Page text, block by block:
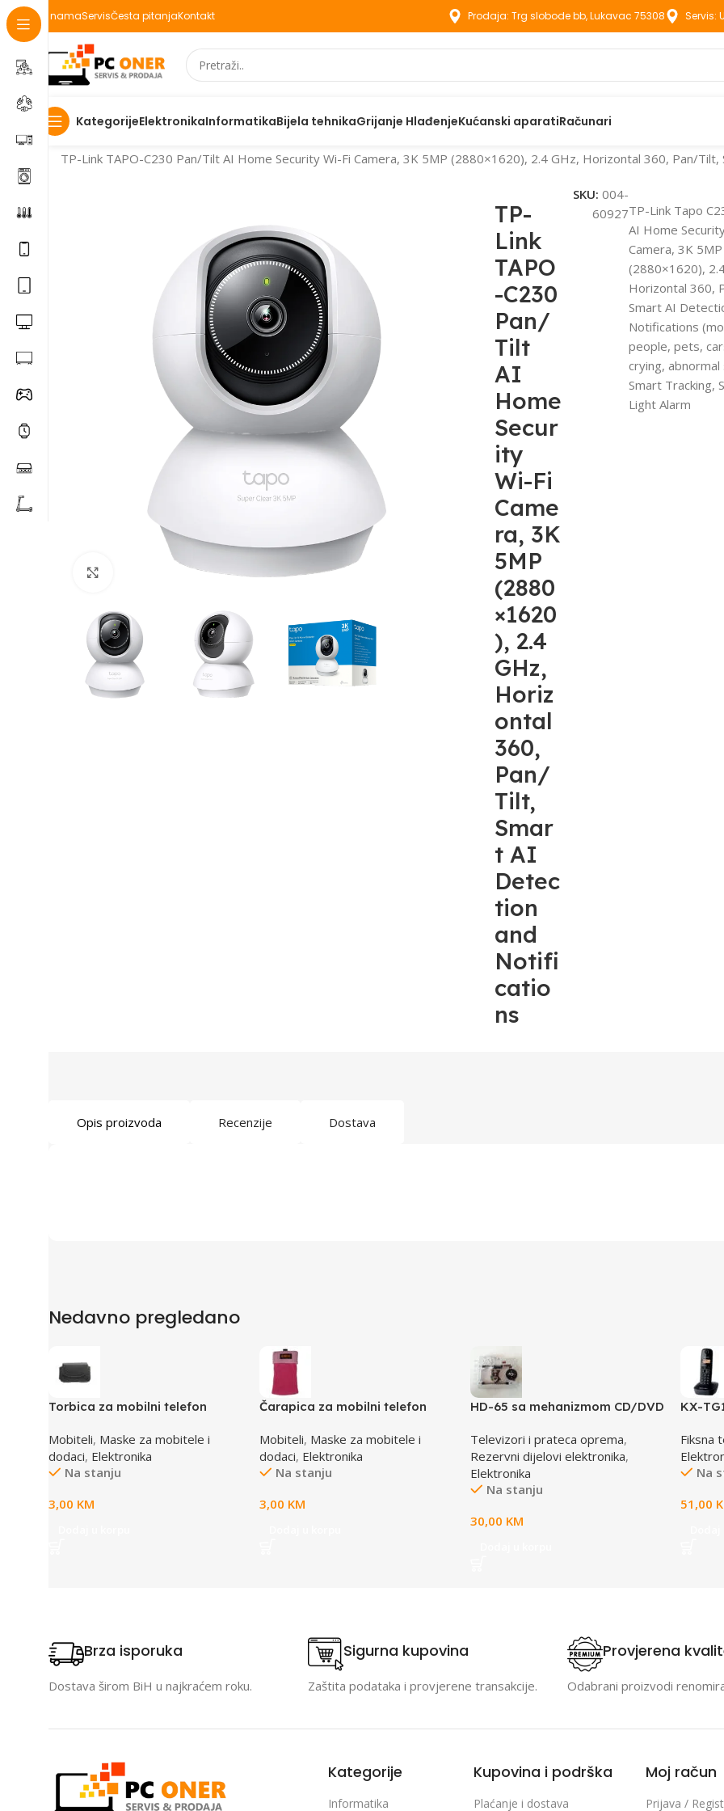
O namaServisČesta pitanjaKontakt Prodaja: Trg slobode bb, Lukavac 75308 Servis:
KategorijeElektronikaInformatikaBijela tehnikaGrijanje HlađenjeKućanski aparatiRačunari
Početna
TP-Link TAPO-C230 Pan/Tilt AI Home Security Wi-Fi Camera, 3K 5MP (2880×1620), 2.4 GHz, Horizontal 360, Pan/
Click to enlarge
TP-
Link
TAPO
-C230
Pan/
Tilt
AI
Home
Secur
ity
Wi-Fi
Came
ra, 3K
5MP
(2880
×1620
), 2.4
GHz,
Horiz
ontal
360,
Pan/
Tilt,
Smar
t AI
Detec
tion
and
Notifi
catio
ns
SKU:004-
60927TP-Link Tapo
AI Home
Camera, 3K 5MP
(2880×1620),
Horizontal 360,
Smart AI
Notifications
people, pets,
crying, abnormal
Smart Tracking,
Light Alarm
Opis proizvoda Recenzije Dostava
Nedavno pregledano
Torbica za mobilni telefon
Mobiteli, Maske za mobitele i
dodaci, Elektronika
Na stanju
3,00 KM
Čarapica za mobilni telefon
65x100mm
Mobiteli, Maske za mobitele i
dodaci, Elektronika
Na stanju
3,00 KM
HD-65 sa mehanizmom CD/DVD
Televizori i prateca oprema,
Rezervni dijelovi elektronika,
Elektronika
Na stanju
30,00 KM
KX-
Fiksna
Na
51,00
Brza isporuka
Dostava širom BiH u najkraćem roku.
Sigurna kupovina
Zaštita podataka i provjerene transakcije.
Provjerena
Odabrani proizvodi
Kategorije
Informatika
Kupovina i podrška
Plaćanje i dostava
Moj račun
Prijava /